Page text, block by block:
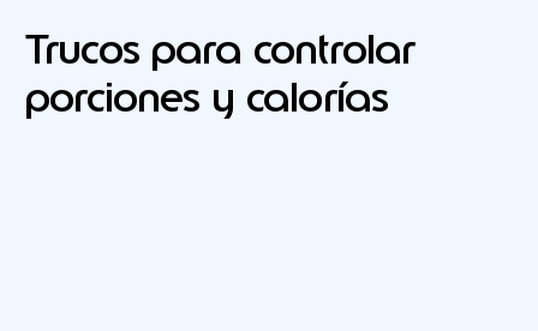
Trucos para controlar
porciones y calorías